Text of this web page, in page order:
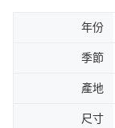
年份
季節
產地
尺寸